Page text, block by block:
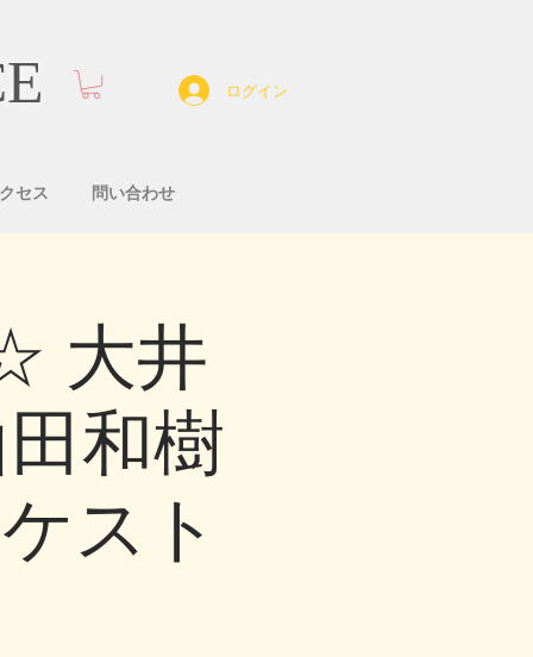
ログイン
セス 問い合わせ
大井
和樹
スト